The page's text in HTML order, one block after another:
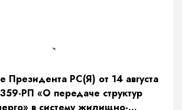
Президента РС(Я) от 14 августа
РП «О передаче структур
в систему жилищно-